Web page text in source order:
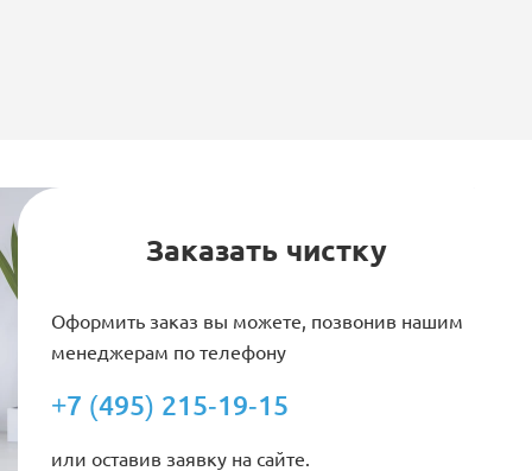
Заказать чистку
Оформить заказ вы можете, позвонив нашим
менеджерам по телефону
+7 (495) 215-19-15
или оставив заявку на сайте.